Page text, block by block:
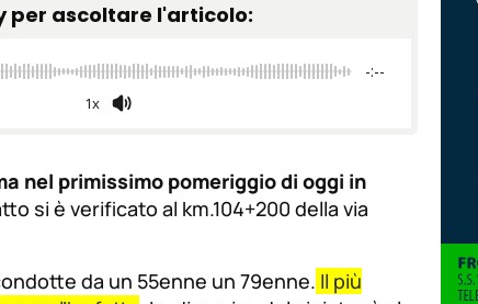
fuente.
de
fuente
de
fuente.
per ascoltare l'articolo:
-:--
1x
nel primissimo pomeriggio di oggi in
si è verificato al km.104+200 della via
da un 55enne un 79enne. Il più